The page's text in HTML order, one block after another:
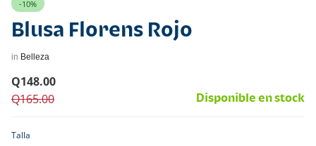
-10%
Blusa Florens Rojo
in Belleza
Q148.00
Q165.00 Disponible en stock
Talla